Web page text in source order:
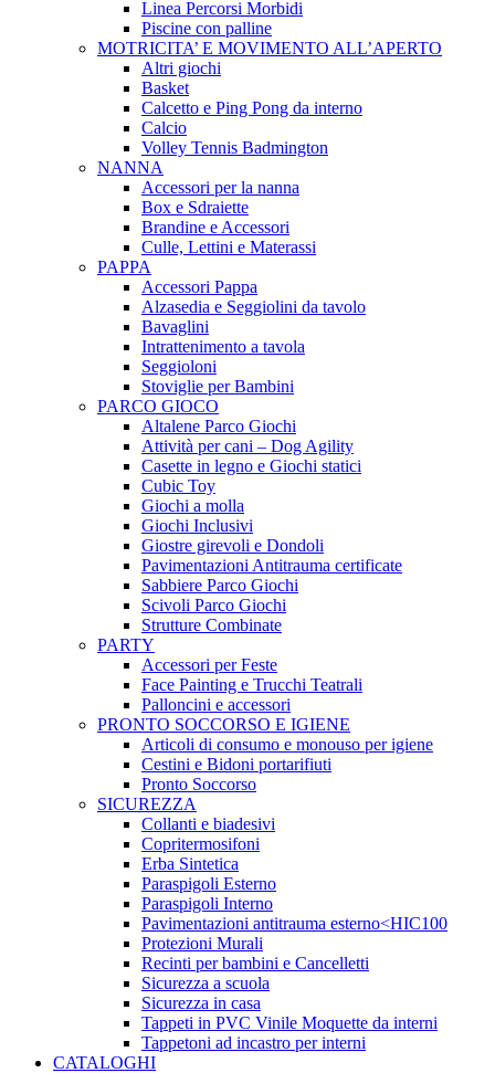
Linea Percorsi Morbidi
Piscine con palline
MOTRICITA’ E MOVIMENTO ALL’APERTO
Altri giochi
Basket
Calcetto e Ping Pong da interno
Calcio
Volley Tennis Badmington
NANNA
Accessori per la nanna
Box e Sdraiette
Brandine e Accessori
Culle, Lettini e Materassi
PAPPA
Accessori Pappa
Alzasedia e Seggiolini da tavolo
Bavaglini
Intrattenimento a tavola
Seggioloni
Stoviglie per Bambini
PARCO GIOCO
Altalene Parco Giochi
Attività per cani – Dog Agility
Casette in legno e Giochi statici
Cubic Toy
Giochi a molla
Giochi Inclusivi
Giostre girevoli e Dondoli
Pavimentazioni Antitrauma certificate
Sabbiere Parco Giochi
Scivoli Parco Giochi
Strutture Combinate
PARTY
Accessori per Feste
Face Painting e Trucchi Teatrali
Palloncini e accessori
PRONTO SOCCORSO E IGIENE
Articoli di consumo e monouso per igiene
Cestini e Bidoni portarifiuti
Pronto Soccorso
SICUREZZA
Collanti e biadesivi
Copritermosifoni
Erba Sintetica
Paraspigoli Esterno
Paraspigoli Interno
Pavimentazioni antitrauma esterno<HIC100
Protezioni Murali
Recinti per bambini e Cancelletti
Sicurezza a scuola
Sicurezza in casa
Tappeti in PVC Vinile Moquette da interni
Tappetoni ad incastro per interni
CATALOGHI